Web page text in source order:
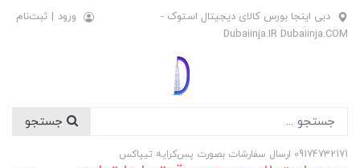
دبی اینجا بورس کالای دیجیتال استوک -
Dubaiinja.IR Dubaiinja.COM
ورود | ثبت‌نام
09174732171 ارسال سفارشات بصورت پس‌کرایه تیپاکس